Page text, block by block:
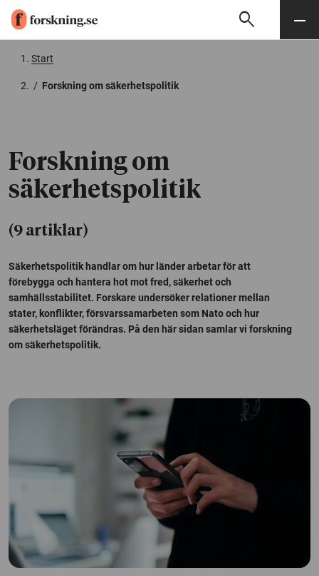
Söksearch Meny
Start
/ Forskning om säkerhetspolitik
Forskning om
säkerhetspolitik
(9 artiklar)
Säkerhetspolitik handlar om hur länder arbetar för att
förebygga och hantera hot mot fred, säkerhet och
samhällsstabilitet. Forskare undersöker relationer mellan
stater, konflikter, försvarssamarbeten som Nato och hur
säkerhetsläget förändras. På den här sidan samlar vi forskning
om säkerhetspolitik.